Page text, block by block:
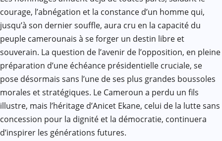
courage, l’abnégation et la constance d’un homme qui,
jusqu’à son dernier souffle, aura cru en la capacité du
peuple camerounais à se forger un destin libre et
souverain. La question de l’avenir de l’opposition, en pleine
préparation d’une échéance présidentielle cruciale, se
pose désormais sans l’une de ses plus grandes boussoles
morales et stratégiques. Le Cameroun a perdu un fils
illustre, mais l’héritage d’Anicet Ekane, celui de la lutte sans
concession pour la dignité et la démocratie, continuera
d’inspirer les générations futures.